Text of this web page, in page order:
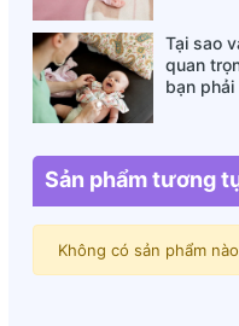
Tại sao
quan
bạn
Sản phẩm tương
Không có sản phẩm